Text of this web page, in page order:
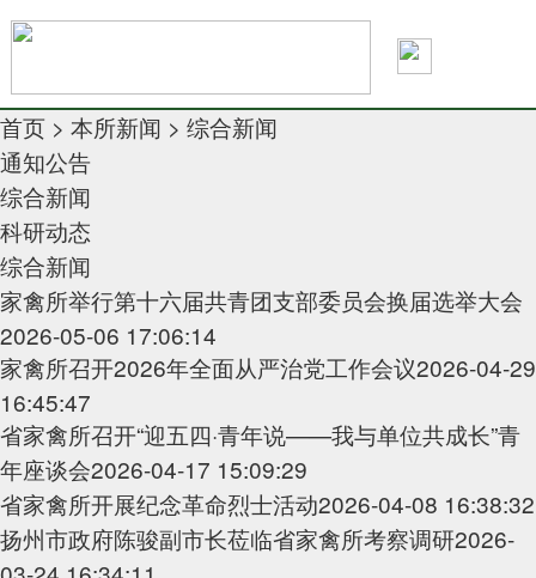
首页 > 本所新闻 > 综合新闻
通知公告
综合新闻
科研动态
综合新闻
家禽所举行第十六届共青团支部委员会换届选举大会
2026-05-06 17:06:14
家禽所召开2026年全面从严治党工作会议2026-04-29
16:45:47
省家禽所召开“迎五四·青年说——我与单位共成长”青
年座谈会2026-04-17 15:09:29
省家禽所开展纪念革命烈士活动2026-04-08 16:38:32
扬州市政府陈骏副市长莅临省家禽所考察调研2026-